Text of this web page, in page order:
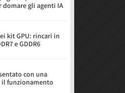
domare gli agenti IA
kit GPU: rincari in
e GDDR6
con una
il funzionamento